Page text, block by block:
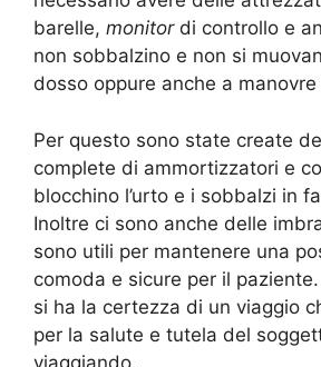
barelle, monitordi controllo e
non sobbalzino e non si
dosso oppure anche a
Per questo sono state create
complete di ammortizzatori e
blocchino l’urto e i sobbalzi in
Inoltre ci sono anche delle
sono utili per mantenere una
comoda e sicure per il
si ha la certezza di un viaggio
per la salute e tutela del
viaggiando.